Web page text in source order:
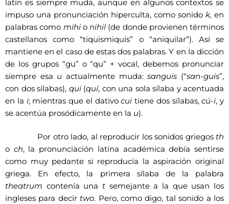
latín es siempre muda, aunque en algunos contextos se
impuso una pronunciación hiperculta, como sonido k, en
palabras como mihio nihil (de donde provienen términos
castellanos como “tiquismiquis” o “aniquilar”). Así se
mantiene en el caso de estas dos palabras. Y en la dicción
de los grupos “gu” o “qu” + vocal, debemos pronunciar
siempre esa u actualmente muda:sanguis (“san-guis”,
con dos sílabas), qui(quí, con una sola sílaba y acentuada
en la i; mientras que el dativocui tiene dos sílabas,cú-i, y
se acentúa prosódicamente en la u).
Por otro lado, al reproducir los sonidos griegos th
o ch, la pronunciación latina académica debía sentirse
como muy pedante si reproducía la aspiración original
griega. En efecto, la primera sílaba de la palabra
theatrum contenía una t semejante a la que usan los
ingleses para decir two. Pero, como digo, tal sonido a los